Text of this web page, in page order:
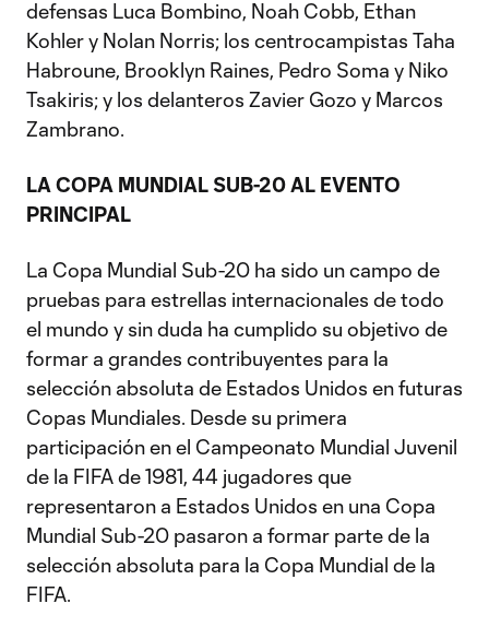
defensas Luca Bombino, Noah Cobb, Ethan
Kohler y Nolan Norris; los centrocampistas Taha
Habroune, Brooklyn Raines, Pedro Soma y Niko
Tsakiris; y los delanteros Zavier Gozo y Marcos
Zambrano.
LA COPA MUNDIAL SUB-20 AL EVENTO
PRINCIPAL
La Copa Mundial Sub-20 ha sido un campo de
pruebas para estrellas internacionales de todo
el mundo y sin duda ha cumplido su objetivo de
formar a grandes contribuyentes para la
selección absoluta de Estados Unidos en futuras
Copas Mundiales. Desde su primera
participación en el Campeonato Mundial Juvenil
de la FIFA de 1981, 44 jugadores que
representaron a Estados Unidos en una Copa
Mundial Sub-20 pasaron a formar parte de la
selección absoluta para la Copa Mundial de la
FIFA.